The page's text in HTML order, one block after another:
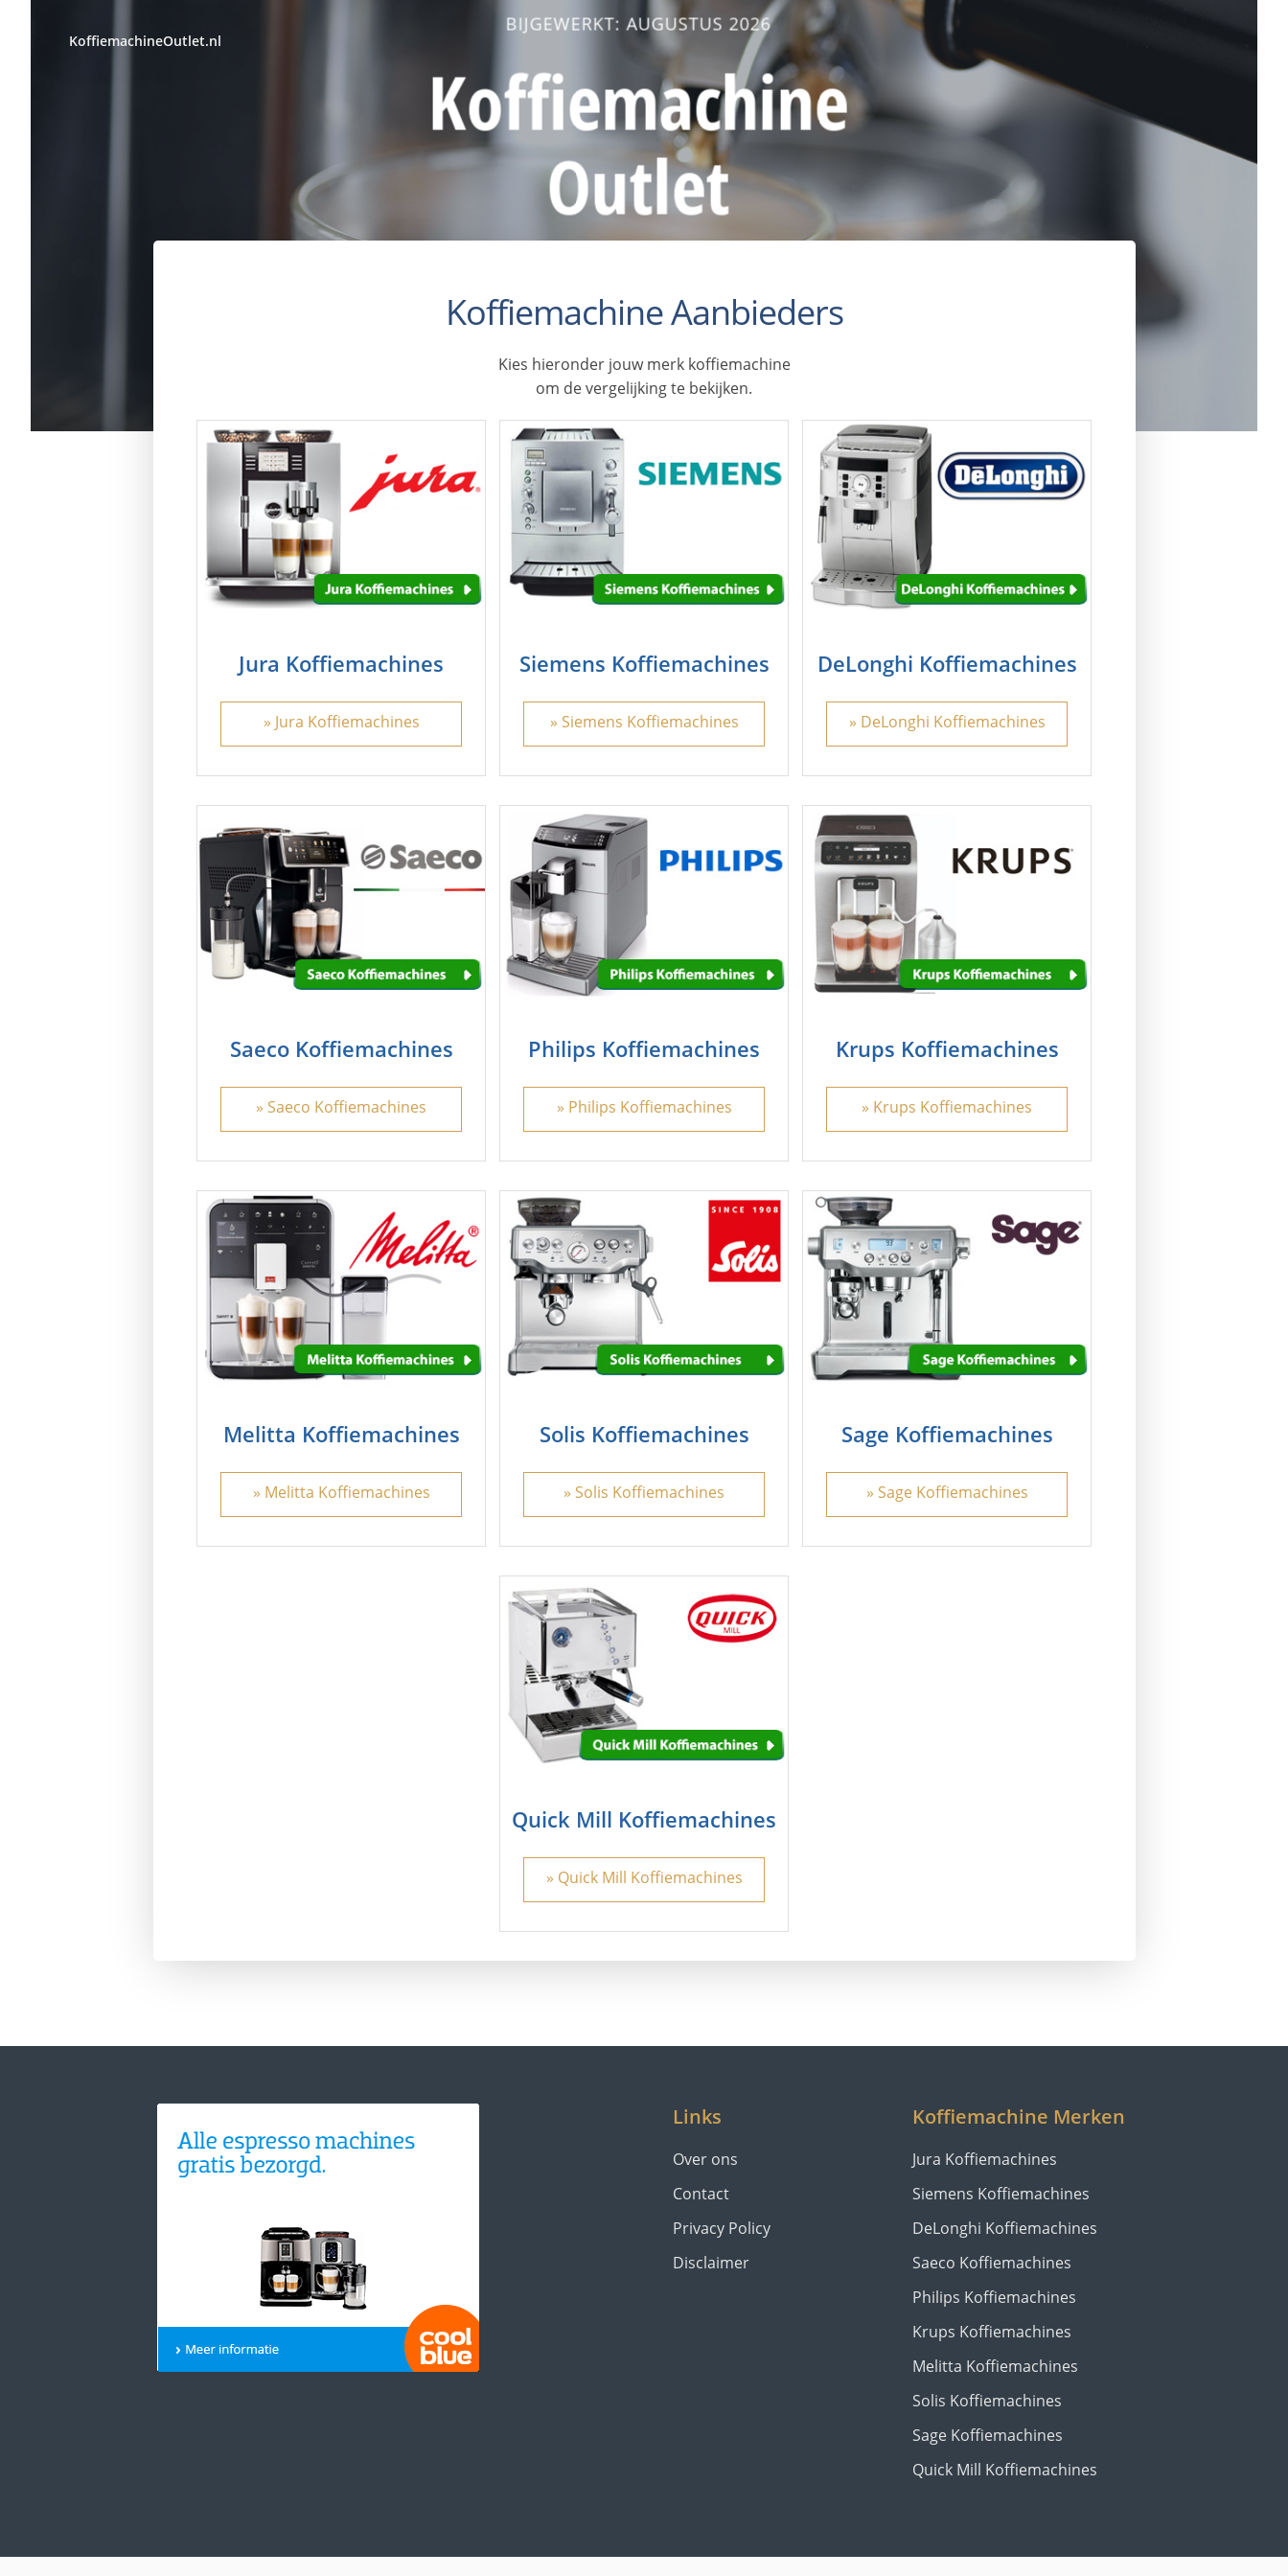
KoffiemachineOutlet.nl
BIJGEWERKT: AUGUSTUS 2026
Koffiemachine
Outlet
Koffiemachine Aanbieders
Kies hieronder jouw merk koffiemachine
om de vergelijking te bekijken.
Jura Koffiemachines
» Jura Koffiemachines
Siemens Koffiemachines
» Siemens Koffiemachines
DeLonghi Koffiemachines
» DeLonghi Koffiemachines
Saeco Koffiemachines
» Saeco Koffiemachines
Philips Koffiemachines
» Philips Koffiemachines
Krups Koffiemachines
» Krups Koffiemachines
Melitta Koffiemachines
» Melitta Koffiemachines
Solis Koffiemachines
» Solis Koffiemachines
Sage Koffiemachines
» Sage Koffiemachines
Quick Mill Koffiemachines
» Quick Mill Koffiemachines
Links
Over ons
Contact
Privacy Policy
Disclaimer
Koffiemachine Merken
Jura Koffiemachines
Siemens Koffiemachines
DeLonghi Koffiemachines
Saeco Koffiemachines
Philips Koffiemachines
Krups Koffiemachines
Melitta Koffiemachines
Solis Koffiemachines
Sage Koffiemachines
Quick Mill Koffiemachines